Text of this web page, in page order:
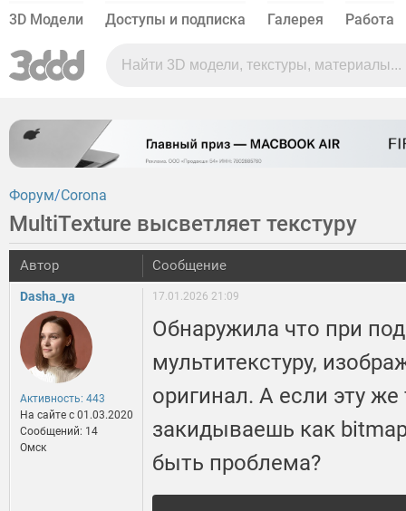
3D Модели Доступы и подписка Галерея Работа
Форум Corona
MultiTexture высветляет текстуру
Автор Сообщение
Dasha_ya
Активность: 443
На сайте c 01.03.2020
Сообщений: 14
Омск
17.01.2026 21:09
Обнаружила что при
мультитекстуру,
оригинал. А если эту же
закидываешь как
быть проблема?